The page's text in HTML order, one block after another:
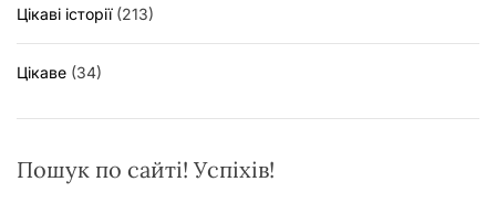
Цікаві історії(213)
Цікаве (34)
Пошук по сайті! Успіхів!